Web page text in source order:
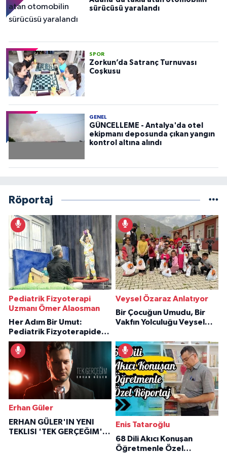
sürücüsü yaralandı
SPOR
Zorkun’da Satranç Turnuvası
Coşkusu
GENEL
GÜNCELLEME - Antalya'da otel
ekipmanı deposunda çıkan yangın
kontrol altına alındı
Röportaj
Pediatrik Fizyoterapi
Uzmanı Ömer Alaosman
Her Adım Bir Umut:
Pediatrik Fizyoterapiden
İlham Veren Hikâyeler
Veysel Özaraz Anlatıyor
Bir Çocuğun Umudu, Bir
Vakfın Yolculuğu Veysel
Erhan Güler
ERHAN GÜLER'IN YENI
TEKLISI 'TEK GERÇEĞIM'LE
Enis Tataroğlu
68 Dili Akıcı Konuşan
Öğretmenle Özel